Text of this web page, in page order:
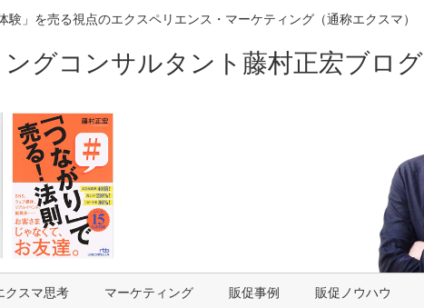
験」を売る視点のエクスペリエンス・マーケティング（通称エクスマ）
グコンサルタント藤村正宏ブログ
クスマ思考 マーケティング 販促事例 販促ノウハウ